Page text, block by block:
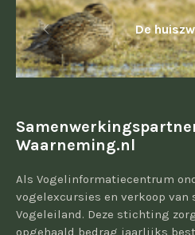
De
Waarneming.nl
Als Vogelinformatiecentrum
vogelexcursies en verkoop
Vogeleiland. Deze stichting
opgehaald bedrag jaarlijks